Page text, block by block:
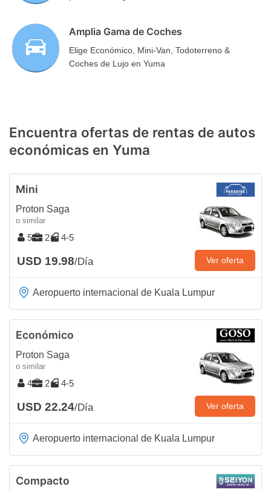
Amplia Gama de Coches
Elige Económico, Mini-Van, Todoterreno &
Coches de Lujo en Yuma
Encuentra ofertas de rentas de autos
económicas en Yuma
Mini
Proton Saga
o similar
5 2 4-5
USD 19.98/Día Ver oferta
Aeropuerto internacional de Kuala Lumpur
Económico
Proton Saga
o similar
4 2 4-5
USD 22.24/Día Ver oferta
Aeropuerto internacional de Kuala Lumpur
Compacto